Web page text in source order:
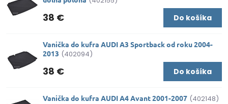
38 € Do košíka
Vanička do kufra AUDI A3 Sportback od roku 2004-
2013 (402094)
38 € Do košíka
Vanička do kufra AUDI A4 Avant 2001-2007 (402148)